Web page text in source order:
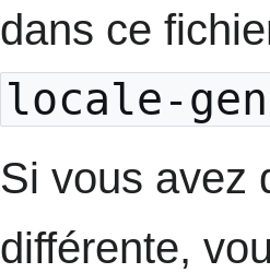
dans ce
locale-gen
Si vous avez
différente,